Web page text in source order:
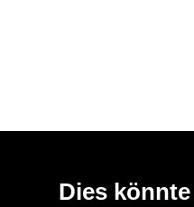
Dies